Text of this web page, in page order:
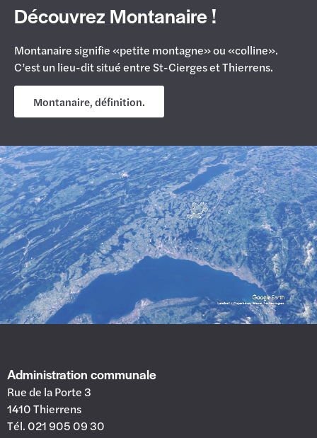
Découvrez Montanaire !
Montanaire signifie «petite montagne» ou «colline».
C’est un lieu-dit situé entre St-Cierges et Thierrens.
Montanaire, définition.
Administration communale
Rue de la Porte 3
1410 Thierrens
Tél. 021 905 09 30